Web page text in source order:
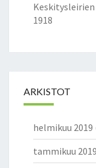
Keskitysleirien
1918
ARKISTOT
helmikuu 2019
tammikuu 2019